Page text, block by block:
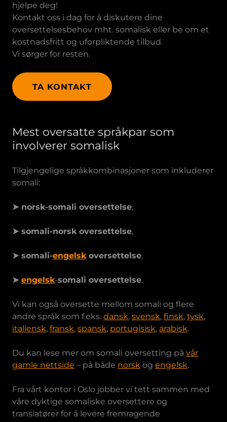
hjelpe deg!
Kontakt oss i dag for å diskutere dine
oversettelsesbehov mht. somalisk eller be om et
kostnadsfritt og uforpliktende tilbud.
Vi sørger for resten.
TA KONTAKT
Mest oversatte språkpar som
involverer somalisk
Tilgjengelige språkkombinasjoner som inkluderer
somali:
➤ norsk-somali oversettelse,
➤ somali-norsk oversettelse,
➤ somali-engelskoversettelse,
➤ engelsk-somali oversettelse.
Vi kan også oversette mellom somali og flere
andre språk som f.eks. dansk, svensk, finsk, tysk,
italiensk, fransk, spansk, portugisisk, arabisk.
Du kan lese mer om somali oversetting på vår
gamle nettside – på både norsk og engelsk.
Fra vårt kontor i Oslo jobber vi tett sammen med
våre dyktige somaliske oversettere og
translatører for å levere fremragende